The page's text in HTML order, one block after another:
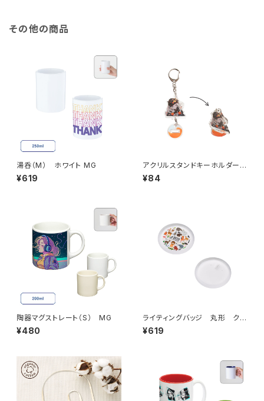
その他の商品
湯呑（M） ホワイト MG
¥619
アクリルスタンドキーホルダー
（S）MG
¥84
陶器マグストレート（S） MG
¥480
ライティングバッジ 丸形 クリ
ア MG
¥619